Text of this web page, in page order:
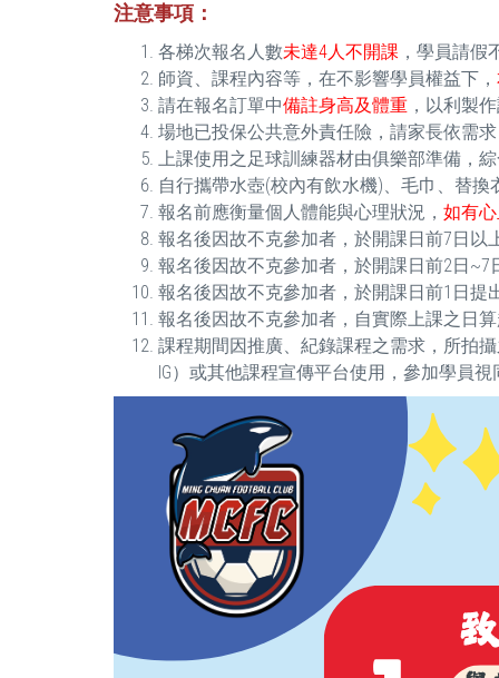
注意事項：
各梯次報名人數未達4人不開課 ，學員請假
師資、課程內容等，在不影響學員權益下，
請在報名訂單中備註身高及體重 ，以利製
場地已投保公共意外責任險，請家長依需
上課使用之足球訓練器材由俱樂部準備，
自行攜帶水壺(校內有飲水機)、毛巾、替換
報名前應衡量個人體能與心理狀況， 如有
報名後因故不克參加者，於開課日前7日以
報名後因故不克參加者，於開課日前2日~7
報名後因故不克參加者，於開課日前1日提
報名後因故不克參加者，自實際上課之日
課程期間因推廣、紀錄課程之需求，所拍
IG）或其他課程宣傳平台使用，參加學員